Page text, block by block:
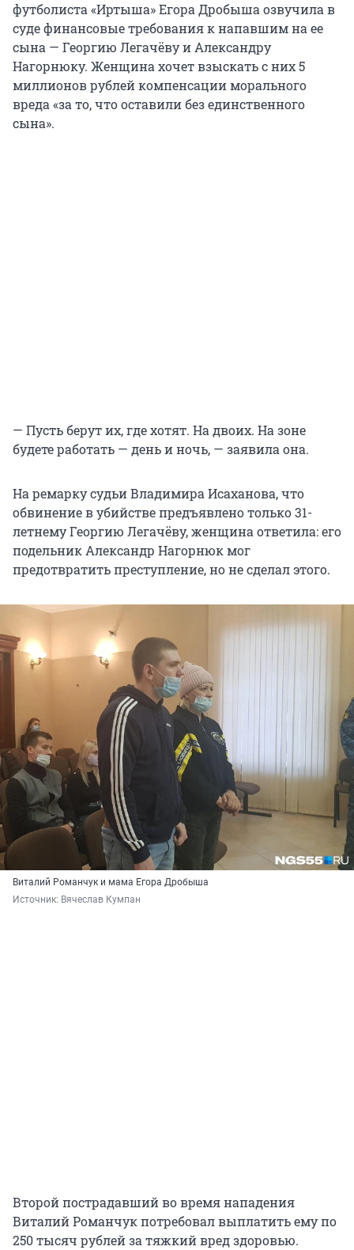
футболиста «Иртыша» Егора Дробыша озвучила в
суде финансовые требования к напавшим на ее
сына — Георгию Легачёву и Александру
Нагорнюку. Женщина хочет взыскать с них 5
миллионов рублей компенсации морального
вреда «за то, что оставили без единственного
сына».
— Пусть берут их, где хотят. На двоих. На зоне
будете работать — день и ночь, — заявила она.
На ремарку судьи Владимира Исаханова, что
обвинение в убийстве предъявлено только 31-
летнему Георгию Легачёву, женщина ответила: его
подельник Александр Нагорнюк мог
предотвратить преступление, но не сделал этого.
Виталий Романчук и мама Егора Дробыша
Источник: Вячеслав Кумпан
Второй пострадавший во время нападения
Виталий Романчук потребовал выплатить ему по
250 тысяч рублей за тяжкий вред здоровью.